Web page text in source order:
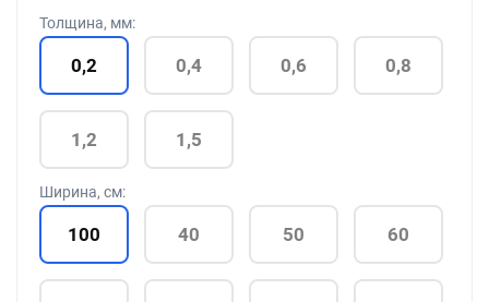
Толщина, мм:
0,2 0,4 0,6 0,8
1,2 1,5
Ширина, см:
100 40 50 60